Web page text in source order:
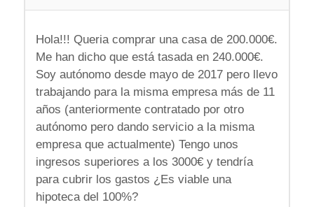
Hola!!! Queria comprar una casa de 200.000€.
Me han dicho que está tasada en 240.000€.
Soy autónomo desde mayo de 2017 pero llevo
trabajando para la misma empresa más de 11
años (anteriormente contratado por otro
autónomo pero dando servicio a la misma
empresa que actualmente) Tengo unos
ingresos superiores a los 3000€ y tendría
para cubrir los gastos ¿Es viable una
hipoteca del 100%?